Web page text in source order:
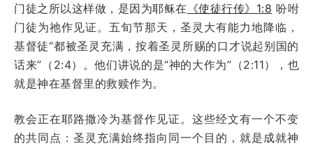
门徒之所以这样做，是因为耶稣在 《使徒行传》1:8 吩咐
门徒为祂作见证。五旬节那天，圣灵大有能力地降临，
基督徒“都被圣灵充满，按着圣灵所赐的口才说起别国的
话来”（2:4）。他们讲说的是“神的大作为”（2:11），也
就是神在基督里的救赎作为。
教会正在耶路撒冷为基督作见证。这些经文有一个不变
的共同点：圣灵充满始终指向同一个目的，就是成就神